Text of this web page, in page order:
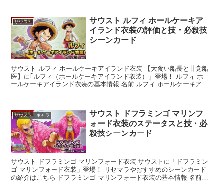
サウスト
サウスト ルフィ ホールケーキア
イランド衣装の評価と技・必殺技
シーンカード
サウスト ルフィ ホールケーキアイランド衣装 【大食い船長と甘党船
医】に｢ルフィ（ホールケーキアイランド衣装）」登場！ ルフィ ホ
ールケーキアイランド衣装の基本情報 名前 ルフィ ホールケーキアイ
サウスト キャラ
サウスト ドフラミンゴ マリンフ
ォード衣装のステータスと技・必
殺技シーンカード
サウスト ドフラミンゴ マリンフォード衣装 サウストに「ドフラミン
ゴ マリンフォード衣装」登場！ リセマラやおすすめのシーンカード
の紹介はこちら ドフラミンゴ マリンフォード衣装の基本情報 名前